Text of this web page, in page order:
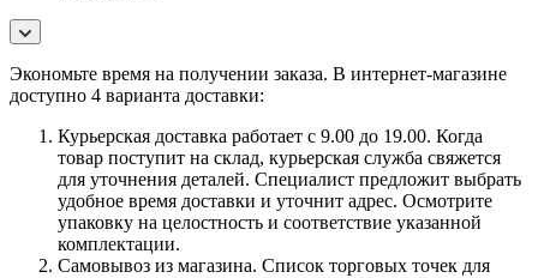
Экономьте время на получении заказа. В интернет-магазине
доступно 4 варианта доставки:
Курьерская доставка работает с 9.00 до 19.00. Когда
товар поступит на склад, курьерская служба свяжется
для уточнения деталей. Специалист предложит выбрать
удобное время доставки и уточнит адрес. Осмотрите
упаковку на целостность и соответствие указанной
комплектации.
Самовывоз из магазина. Список торговых точек для